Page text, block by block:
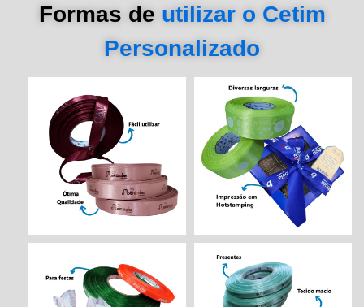
Formas de utilizar o Cetim
Personalizado